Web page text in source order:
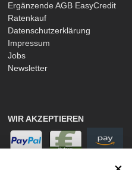
Ergänzende AGB EasyCredit
Ratenkauf
Datenschutzerklärung
Impressum
Jobs
Newsletter
WIR AKZEPTIEREN